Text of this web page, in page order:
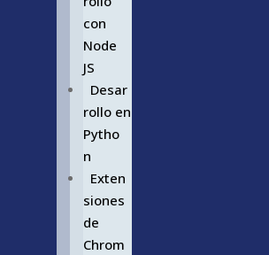
con
Node
JS
Desar
rollo en
Pytho
n
Exten
siones
de
Chrom